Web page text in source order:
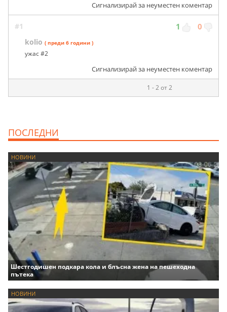
Сигнализирай за неуместен коментар
#1 1 0
kolio ( преди 6 години )
ужас #2
Сигнализирай за неуместен коментар
1 - 2 от 2
ПОСЛЕДНИ
НОВИНИ
Шестгодишен подкара кола и блъсна жена на пешеходна
пътека
НОВИНИ